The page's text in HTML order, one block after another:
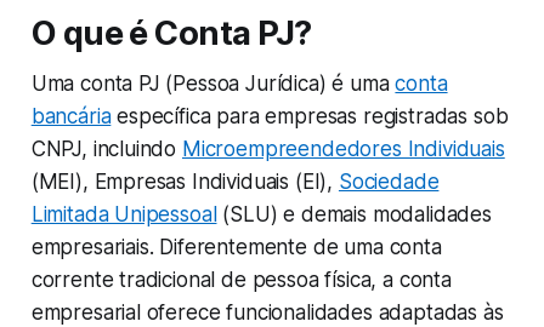
O que é Conta PJ?
Uma conta PJ (Pessoa Jurídica) é umaconta
bancáriaespecífica para empresas registradas sob
CNPJ, incluindo Microempreendedores Individuais
(MEI), Empresas Individuais (EI), Sociedade
Limitada Unipessoal (SLU) e demais modalidades
empresariais. Diferentemente de uma conta
corrente tradicional de pessoa física, a conta
empresarial oferece funcionalidades adaptadas às